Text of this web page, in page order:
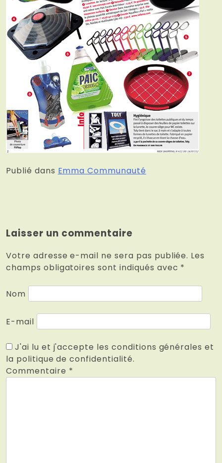
Publié dans Emma Communauté
Laisser un commentaire
Votre adresse e-mail ne sera pas publiée. Les
champs obligatoires sont indiqués avec *
Nom
E-mail
J'ai lu et j'accepte les conditions générales et
la politique de confidentialité.
Commentaire *